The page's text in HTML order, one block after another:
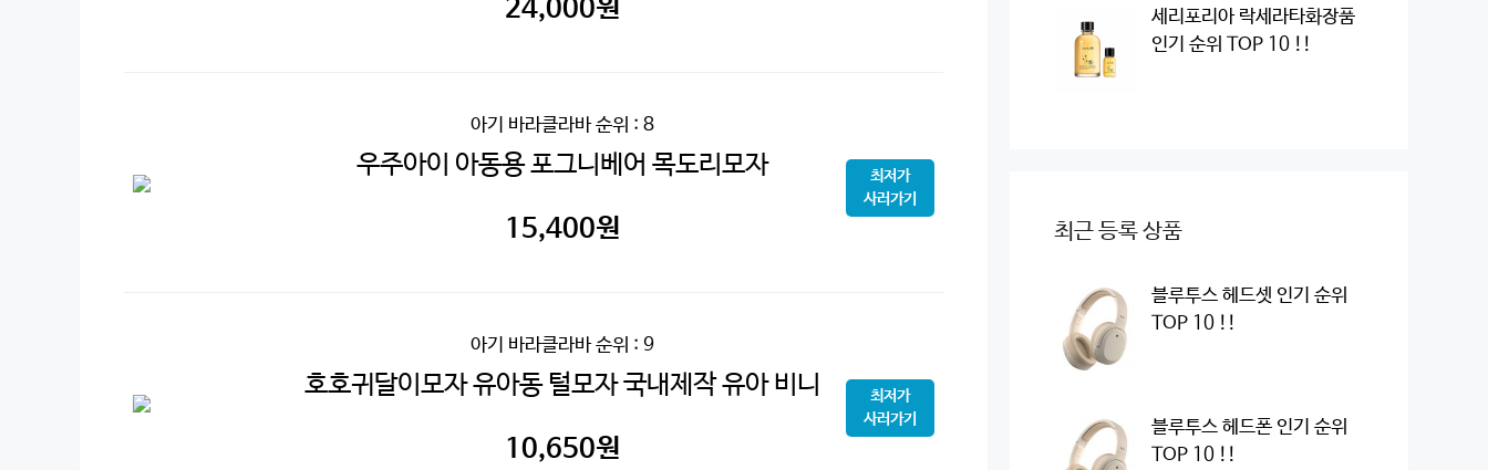
24,000원
아기 바라클라바순위 : 8
우주아이 아동용 포그니베어 목도리모자
15,400원
최저가
사러가기
아기 바라클라바순위 : 9
호호귀달이모자 유아동 털모자 국내제작 유아 비니
10,650원
최저가
사러가기
세리포리아 락세라타화장품
인기 순위 TOP 10 !!
최근 등록 상품
블루투스 헤드셋 인기 순위
TOP 10 !!
블루투스 헤드폰 인기 순위
TOP 10 !!